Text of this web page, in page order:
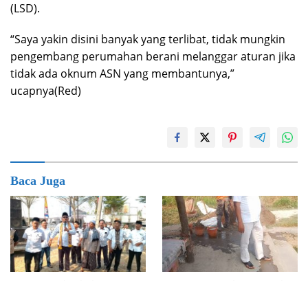
(LSD).
“Saya yakin disini banyak yang terlibat, tidak mungkin
pengembang perumahan berani melanggar aturan jika
tidak ada oknum ASN yang membantunya,”
ucapnya(Red)
Baca Juga